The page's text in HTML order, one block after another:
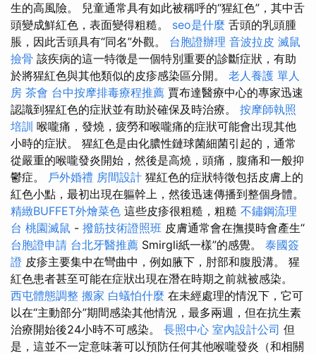
生的高風險。 兒童通常具有如此被稱呼的“猩紅色”，其中舌
頭變成鮮紅色，表面變得粗糙。 seo是什麼 舌頭的乳頭腫
脹，因此舌頭具有“同名”外觀。 台胞證辦理 音波拉皮 滅鼠
撿骨 該疾病的這一特徵是一個特別重要的診斷症狀，有助
於將猩紅色與其他類似的皮疹感染區分開。 老人養護 單人
房 茶會 台中按摩排毒療程推薦 賈布達醫療中心的專家迅速
認識到猩紅色的症狀並有助於確保及時治療。 按摩師執照
培訓 喉嚨痛，發燒，疲勞和喉嚨痛的症狀可能會出現其他
小時的症狀。 猩紅色是由化膿性鏈球菌細菌引起的，通常
從嚴重的喉嚨發炎開始，然後是高燒，頭痛，腹痛和一般抑
鬱症。 戶外婚禮 房間設計 猩紅色的症狀特徵包括皮膚上的
紅色小點，最初出現在軀幹上，然後迅速傳播到整個身體。
精緻BUFFET外燴菜色 這些皮疹很粗糙，粗糙 不鏽鋼流理
台 桃園滅鼠 - 撥筋技術證照班 皮膚通常會在撫摸時會產生“
台胞證申請 台北牙醫推薦 Smirgli紙一樣”的感覺。 泰國簽
證 皮疹主要集中在彎曲中，例如腋下，肘部和腹股溝。 猩
紅色患者甚至可能在症狀出現在潛在時期之前就被感染。
西屯體態調整 搬家 白蟻怕什麼 在未經處理的情況下，它可
以在“主動部分”期間感染其他情況，最多兩週，但在抗生素
治療開始後24小時不可感染。 長照中心 室內設計公司 但
是，這並不一定意味著可以預防任何其他喉嚨發炎（和相關